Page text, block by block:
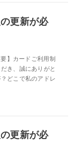
更新が必
】カードご利用制
き、誠にありがと
どこで私のアドレ
更新が必